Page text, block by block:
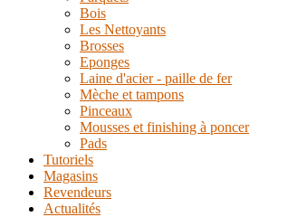
Bois
Les Nettoyants
Brosses
Eponges
Laine d'acier - paille de fer
Mèche et tampons
Pinceaux
Mousses et finishing à poncer
Pads
Tutoriels
Magasins
Revendeurs
Actualités